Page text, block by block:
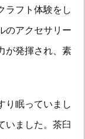
ラフト体験をし
のアクセサリー
が発揮され、素
り眠っていまし
いました。茶臼